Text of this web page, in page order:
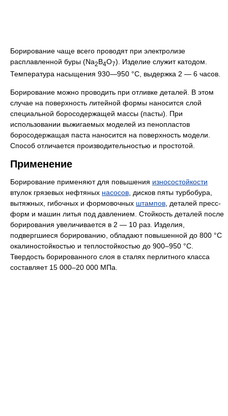
Борирование чаще всего проводят при электролизе
расплавленной буры (Na2B4O7). Изделие служит катодом.
Температура насыщения 930—950 °C, выдержка 2 — 6 часов.
Борирование можно проводить при отливке деталей. В этом
случае на поверхность литейной формы наносится слой
специальной боросодержащей массы (пасты). При
использовании выжигаемых моделей из пенопластов
боросодержащая паста наносится на поверхность модели.
Способ отличается производительностью и простотой.
Применение
Борирование применяют для повышения износостойкости
втулок грязевых нефтяных насосов, дисков пяты турбобура,
вытяжных, гибочных и формовочных штампов, деталей пресс-
форм и машин литья под давлением. Стойкость деталей после
борирования увеличивается в 2 — 10 раз. Изделия,
подвергшиеся борированию, обладают повышенной до 800 °C
окалиностойкостью и теплостойкостью до 900–950 °C.
Твердость борированного слоя в сталях перлитного класса
составляет 15 000–20 000 МПа.